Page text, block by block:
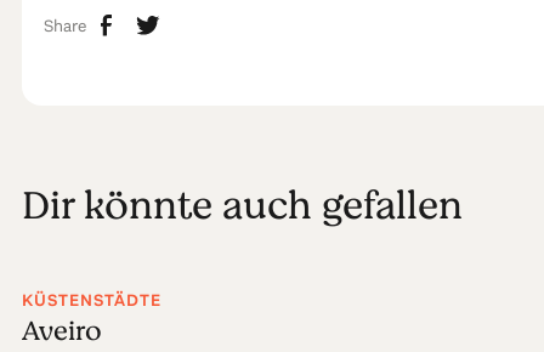
Share
Dir könnte auch gefallen
KÜSTENSTÄDTE
Aveiro